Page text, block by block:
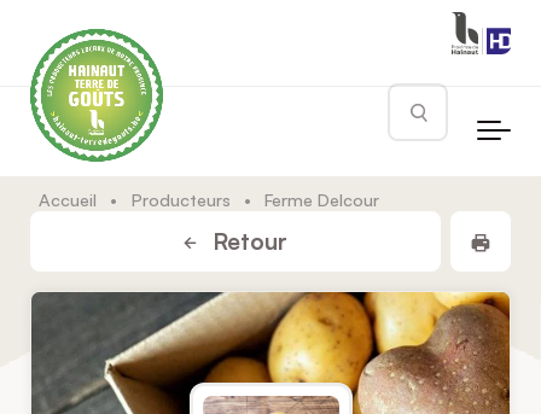
Rechercher
Accueil • Producteurs • Ferme Delcour
Retour